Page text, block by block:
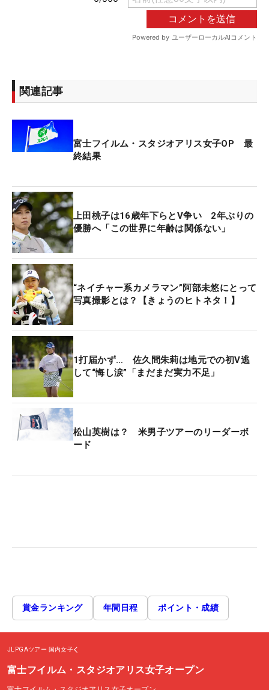
関連記事
富士フイルム・スタジオアリス女子OP 最
終結果
上田桃子は16歳年下らとV争い 2年ぶりの
優勝へ「この世界に年齢は関係ない」
“ネイチャー系カメラマン”阿部未悠にとって
写真撮影とは？【きょうのヒトネタ！】
1打届かず… 佐久間朱莉は地元での初V逃
して“悔し涙”「まだまだ実力不足」
松山英樹は？ 米男子ツアーのリーダーボ
ード
賞金ランキング 年間日程 ポイント・成績
JLPGAツアー 国内女子
富士フイルム・スタジオアリス女子オープン